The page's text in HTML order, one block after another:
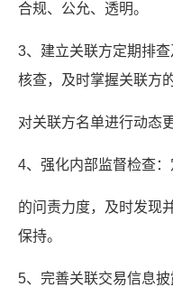
合规、公允、透明。
3、建立关联方定期排
核查，及时掌握关联方
对关联方名单进行动态
4、强化内部监督检查
的问责力度，及时发现
保持。
5、完善关联交易信息